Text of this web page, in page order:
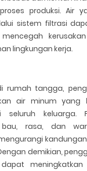
produksi. Air
sistem filtrasi
lingkungan kerja.
rumah tangga,
air minum yang
seluruh keluarga.
bau, rasa, dan
demikian,
meningkatkan